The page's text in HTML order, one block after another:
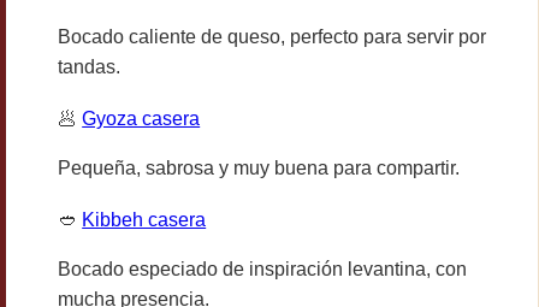
Bocado caliente de queso, perfecto para servir por
tandas.
🥟Gyoza casera
Pequeña, sabrosa y muy buena para compartir.
🥙 Kibbeh casera
Bocado especiado de inspiración levantina, con
mucha presencia.